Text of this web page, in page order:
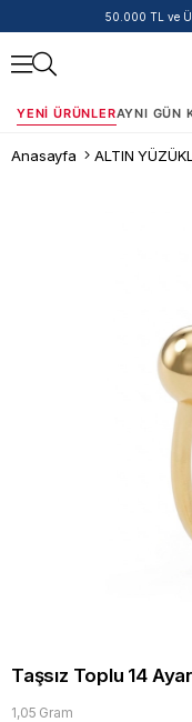
50.000 TL ve
YENI ÜRÜNLERAYNI GÜN
Anasayfa ALTIN
Taşsız Toplu 14
1,05 Gram